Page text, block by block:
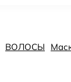
ВОЛОСЫ